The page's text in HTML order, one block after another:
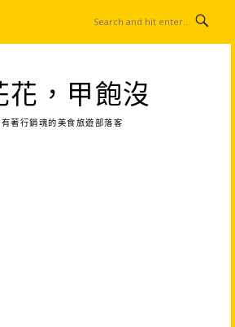
花，甲飽沒
著行銷魂的美食旅遊部落客